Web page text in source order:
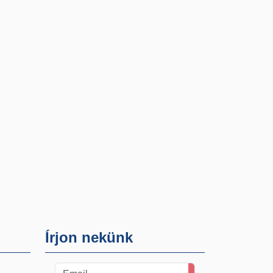
Írjon nekünk